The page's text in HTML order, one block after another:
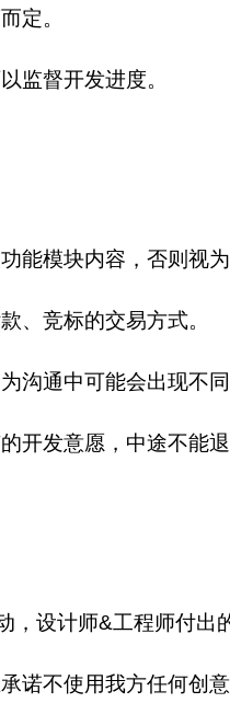
定。
监督开发进度。
能模块内容，否则视
、竞标的交易方式。
沟通中可能会出现不
开发意愿，中途不能
，设计师&工程师付
诺不使用我方任何创